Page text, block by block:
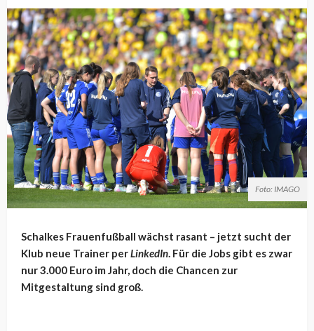
Foto: IMAGO
Schalkes Frauenfußball wächst rasant – jetzt sucht der
Klub neue Trainer perLinkedIn. Für die Jobs gibt es zwar
nur 3.000 Euro im Jahr, doch die Chancen zur
Mitgestaltung sind groß.